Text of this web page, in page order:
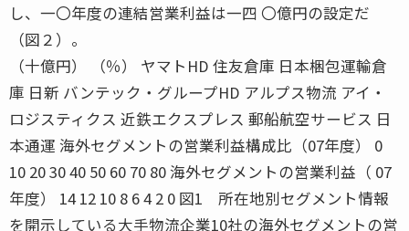
し、一〇年度の連結営業利益は一四 〇億円の設定だ
（図２）。
（十億円） （％） ヤマトHD 住友倉庫 日本梱包運輸倉
庫 日新 バンテック・グループHD アルプス物流 アイ・
ロジスティクス 近鉄エクスプレス 郵船航空サービス 日
本通運 海外セグメントの営業利益構成比（07年度） 0
10 20 30 40 50 60 70 80 海外セグメントの営業利益（ 07
年度） 14 12 10 8 6 4 2 0 図1 所在地別セグメント情報
を開示している大手物流企業10社の海外セグメントの営